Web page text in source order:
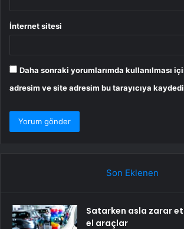
İnternet sitesi
Daha sonraki yorumlarımda kullanılması
adresim ve site adresim bu tarayıcıya
Son Eklenen
Satarken asla zarar
el araçlar